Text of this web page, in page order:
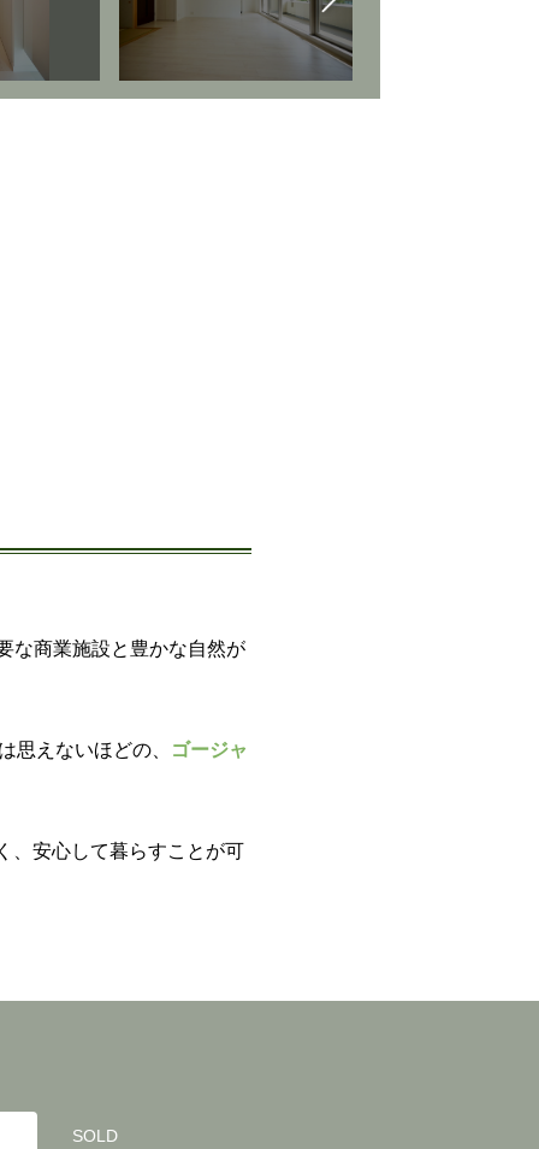
な商業施設と豊かな自然が
思えないほどの、
ゴージャ
、安心して暮らすことが可
SOLD